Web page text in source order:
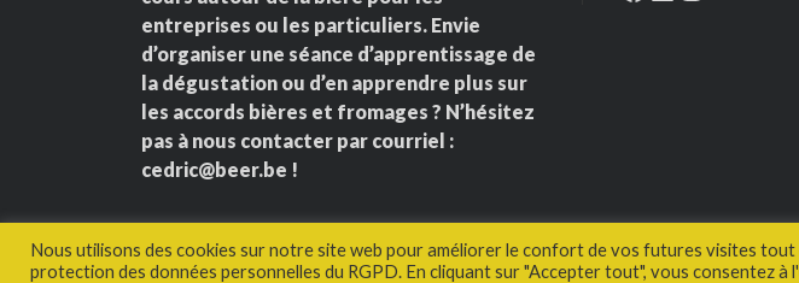
entreprises ou les particuliers. Envie
d’organiser une séance d’apprentissage de
la dégustation ou d’en apprendre plus sur
les accords bières et fromages ? N’hésitez
pas à nous contacter par courriel :
cedric@beer.be !
Nous utilisons des cookies sur notre site web pour améliorer le confort de vos futures visites
protection des données personnelles du RGPD. En cliquant sur "Accepter tout", vous consentez à